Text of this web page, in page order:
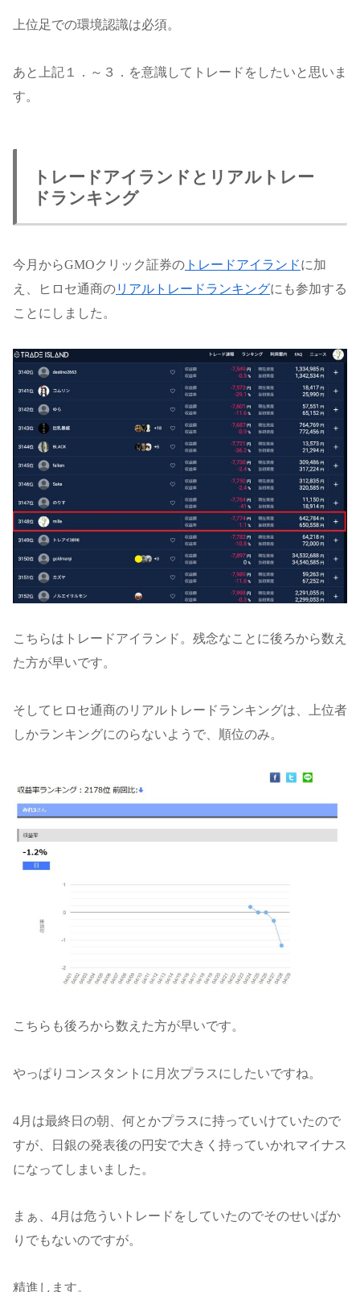
上位足での環境認識は必須。
あと上記１．～３．を意識してトレードをしたいと思いま
す。
トレードアイランドとリアルトレー
ドランキング
今月からGMOクリック証券の トレードアイランドに加
え、ヒロセ通商のリアルトレードランキングにも参加する
ことにしました。
こちらはトレードアイランド。残念なことに後ろから数え
た方が早いです。
そしてヒロセ通商のリアルトレードランキングは、上位者
しかランキングにのらないようで、順位のみ。
こちらも後ろから数えた方が早いです。
やっぱりコンスタントに月次プラスにしたいですね。
4月は最終日の朝、何とかプラスに持っていけていたので
すが、日銀の発表後の円安で大きく持っていかれマイナス
になってしまいました。
まぁ、4月は危ういトレードをしていたのでそのせいばか
りでもないのですが。
精進します。